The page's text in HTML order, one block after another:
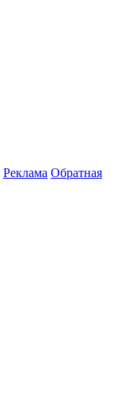
Реклама Обратная